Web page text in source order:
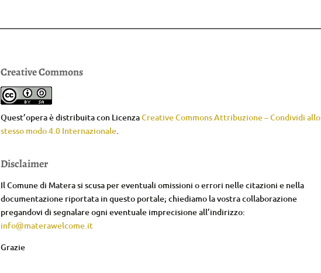
Creative Commons
Quest’opera è distribuita con LicenzaCreative Commons Attribuzione – Condividi allo
stesso modo 4.0 Internazionale.
Disclaimer
Il Comune di Matera si scusa per eventuali omissioni o errori nelle citazioni e nella
documentazione riportata in questo portale; chiediamo la vostra collaborazione
pregandovi di segnalare ogni eventuale imprecisione all’indirizzo:
info@materawelcome.it
Grazie